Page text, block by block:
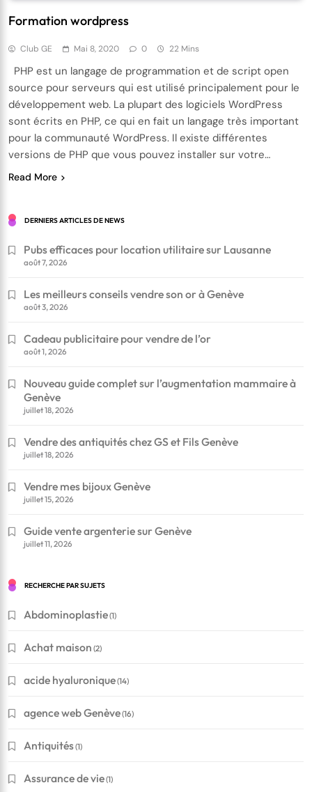
Formation wordpress
Club GE Mai 8, 2020 0 22 Mins
PHP est un langage de programmation et de script open
source pour serveurs qui est utilisé principalement pour le
développement web. La plupart des logiciels WordPress
sont écrits en PHP, ce qui en fait un langage très important
pour la communauté WordPress. Il existe différentes
versions de PHP que vous pouvez installer sur votre…
Read More
DERNIERS ARTICLES DE NEWS
Pubs efficaces pour location utilitaire sur Lausanne
août 7, 2026
Les meilleurs conseils vendre son or à Genève
août 3, 2026
Cadeau publicitaire pour vendre de l’or
août 1, 2026
Nouveau guide complet sur l’augmentation mammaire à
Genève
juillet 18, 2026
Vendre des antiquités chez GS et Fils Genève
juillet 18, 2026
Vendre mes bijoux Genève
juillet 15, 2026
Guide vente argenterie sur Genève
juillet 11, 2026
RECHERCHE PAR SUJETS
Abdominoplastie(1)
Achat maison (2)
acide hyaluronique(14)
agence web Genève(16)
Antiquités(1)
Assurance de vie(1)